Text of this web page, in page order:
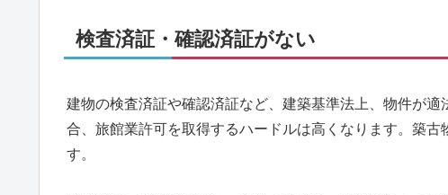
検査済証・確認済証がない
建物の検査済証や確認済証など、建築基準法上、物件が
合、旅館業許可を取得するハードルは高くなります。築
す。